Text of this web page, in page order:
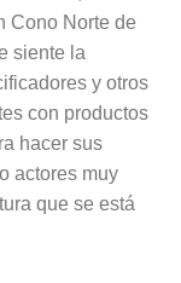
Cono Norte de
siente la
y otros
con productos
hacer sus
actores muy
que se está